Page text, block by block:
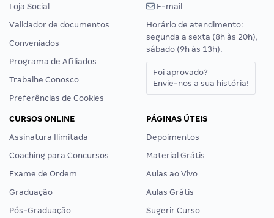
Loja Social
Validador de documentos
Conveniados
Programa de Afiliados
Trabalhe Conosco
Preferências de Cookies
E-mail
Horário de atendimento:
segunda a sexta (8h às 20h),
sábado (9h às 13h).
Foi aprovado?
Envie-nos a sua história!
CURSOS ONLINE
Assinatura Ilimitada
Coaching para Concursos
Exame de Ordem
Graduação
Pós-Graduação
PÁGINAS ÚTEIS
Depoimentos
Material Grátis
Aulas ao Vivo
Aulas Grátis
Sugerir Curso